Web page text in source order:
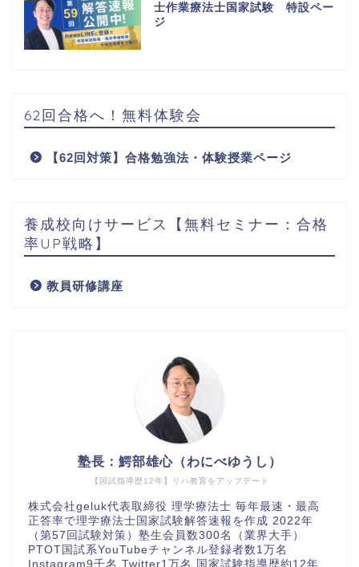
士作業療法士国家試験 特設ペー
ジ
62回合格へ！無料体験会
【62回対策】合格勉強法・体験授業ページ
養成校向けサービス【無料セミナー：合格
率UP戦略】
教員研修講座
【国試指導歴12年】リハ教育をアップデート
塾長：鰐部雄心（わにべゆうし）
株式会社geluk代表取締役 理学療法士 毎年最速・最高
正答率で理学療法士国家試験解答速報を作成 2022年
（第57回試験対策）塾生会員数300名（業界大手）
PTOT国試系YouTubeチャンネル登録者数1万名
Instagram9千名 Twitter1万名 国家試験指導歴約12年